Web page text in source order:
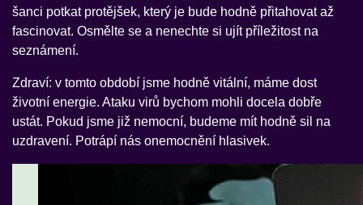
šanci potkat protějšek, který je bude hodně přitahovat až
fascinovat. Osmělte se a nenechte si ujít příležitost na
seznámení.
Zdraví: v tomto období jsme hodně vitální, máme dost
životní energie. Ataku virů bychom mohli docela dobře
ustát. Pokud jsme již nemocní, budeme mít hodně sil na
uzdravení. Potrápí nás onemocnění hlasivek.